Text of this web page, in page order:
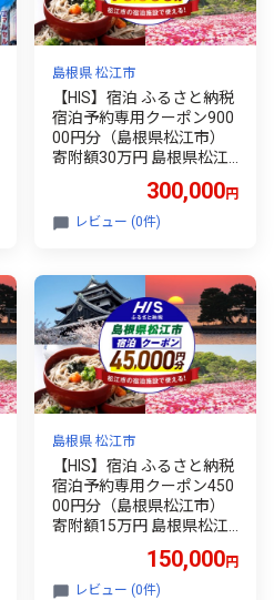
島根県 松江市
【HIS】宿泊 ふるさと納税
宿泊予約専用クーポン900
00円分（島根県松江市）
寄附額30万円 島根県松江
イ・エス [ALHT009]｜人気
おすすめ HIS 旅行 旅 券 宿
レゼント 贈り物 贈答 宿泊
クーポン 島根 松江 山陰 予
約 宿泊予約 国内旅行 トラ
ベル 旅行券 ペア 家族旅行
温泉 絶景 風景 癒し
300,000円
レビュー (0件)
島根県 松江市
【HIS】宿泊 ふるさと納税
宿泊予約専用クーポン450
00円分（島根県松江市）
寄附額15万円 島根県松江
イ・エス [ALHT007]｜人気
おすすめ HIS 旅行 旅 券 宿
150,000円
レビュー (0件)